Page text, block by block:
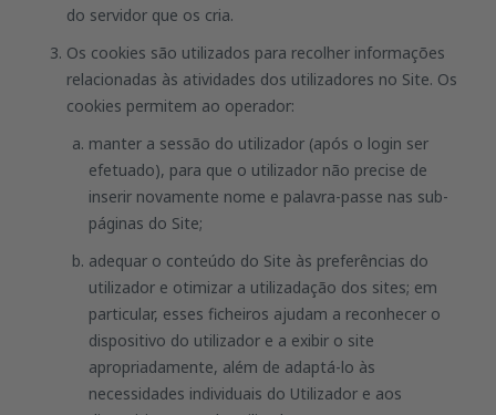
do servidor que os cria.
Os cookies são utilizados para recolher informações
relacionadas às atividades dos utilizadores no Site. Os
cookies permitem ao operador:
manter a sessão do utilizador (após o login ser
efetuado), para que o utilizador não precise de
inserir novamente nome e palavra-passe nas sub-
páginas do Site;
adequar o conteúdo do Site às preferências do
utilizador e otimizar a utilizadação dos sites; em
particular, esses ficheiros ajudam a reconhecer o
dispositivo do utilizador e a exibir o site
apropriadamente, além de adaptá-lo às
necessidades individuais do Utilizador e aos